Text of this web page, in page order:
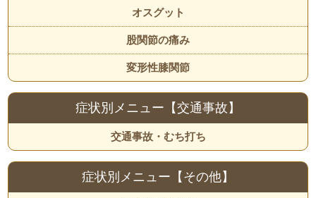
オスグット
股関節の痛み
変形性膝関節
症状別メニュー【交通事故】
交通事故・むち打ち
症状別メニュー【その他】